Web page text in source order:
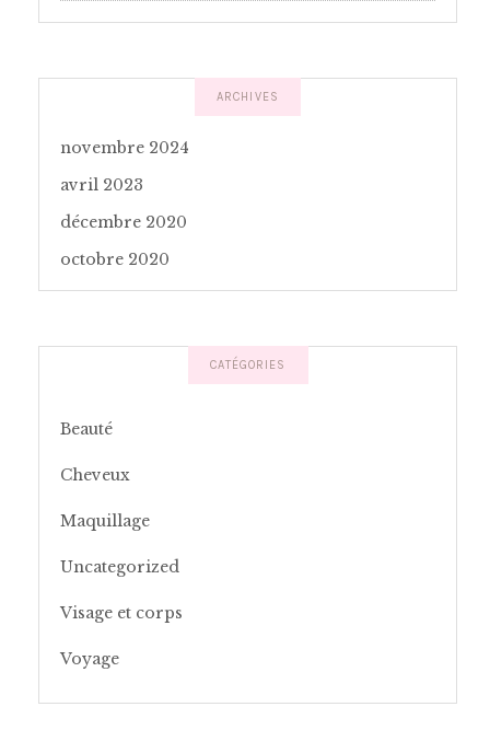
ARCHIVES
novembre 2024
avril 2023
décembre 2020
octobre 2020
CATÉGORIES
Beauté
Cheveux
Maquillage
Uncategorized
Visage et corps
Voyage